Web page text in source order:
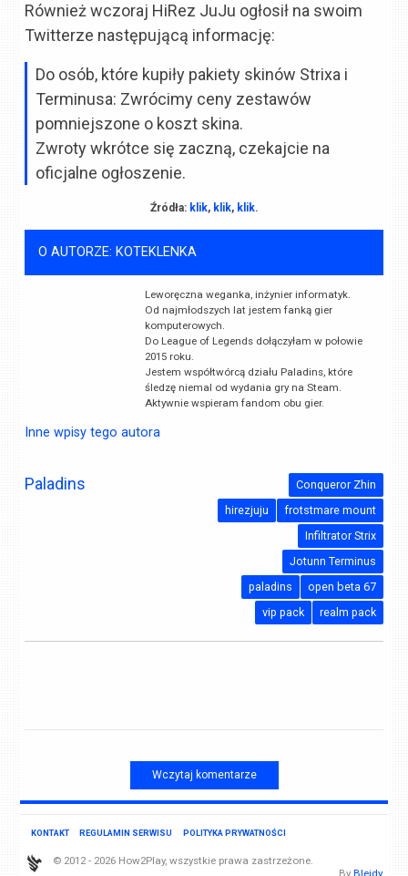
Również wczoraj HiRez JuJu ogłosił na swoim
Twitterze następującą informację:
Do osób, które kupiły pakiety skinów Strixa i
Terminusa: Zwrócimy ceny zestawów
pomniejszone o koszt skina.
Zwroty wkrótce się zaczną, czekajcie na
oficjalne ogłoszenie.
Źródła: klik, klik, klik.
O AUTORZE: KOTEKLENKA
Leworęczna weganka, inżynier informatyk.
Od najmłodszych lat jestem fanką gier
komputerowych.
Do League of Legends dołączyłam w połowie
2015 roku.
Jestem współtwórcą działu Paladins, które
śledzę niemal od wydania gry na Steam.
Aktywnie wspieram fandom obu gier.
Inne wpisy tego autora
Paladins
Conqueror Zhin
frotstmare mount
hirezjuju
Infiltrator Strix
Jotunn Terminus
open beta 67
paladins
realm pack
vip pack
Wczytaj komentarze
KONTAKT REGULAMIN SERWISU POLITYKA PRYWATNOŚCI
© 2012 - 2026 How2Play, wszystkie prawa zastrzeżone.
By Blejdy